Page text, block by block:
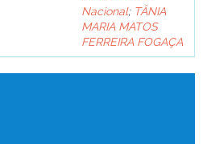
Nacional; TÂNIA
MARIA MATOS
FERREIRA FOGAÇA